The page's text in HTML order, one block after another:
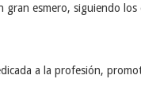
esmero, siguiendo
a la profesión,